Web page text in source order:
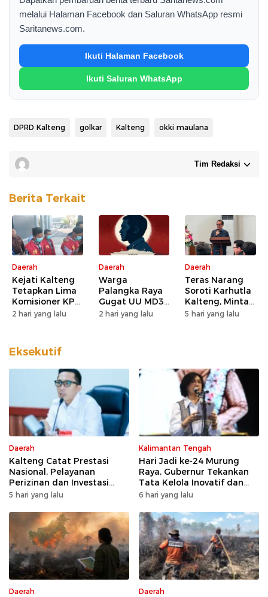
melalui Halaman Facebook dan Saluran WhatsApp resmi
Saritanews.com.
Ikuti Halaman Facebook
Ikuti Saluran WhatsApp
DPRD Kalteng golkar Kalteng okki maulana
Tim Redaksi
Berita Terkait
Daerah
Kejati Kalteng
Tetapkan Lima
Komisioner KPU
Kotim sebagai
2 hari yang lalu
Daerah
Warga
Palangka Raya
Gugat UU MD3
dan UU P3 ke
2 hari yang lalu
Daerah
Teras Narang
Soroti Karhutla
Kalteng, Minta
Pengawasan
5 hari yang lalu
Eksekutif
Daerah
Kalteng Catat Prestasi
Nasional, Pelayanan
Perizinan dan Investasi
Raih Predikat Sangat Baik
5 hari yang lalu
Kalimantan Tengah
Hari Jadi ke-24 Murung
Raya, Gubernur Tekankan
Tata Kelola Inovatif dan
Kesiapsiagaan Karhutla
6 hari yang lalu
Daerah Daerah